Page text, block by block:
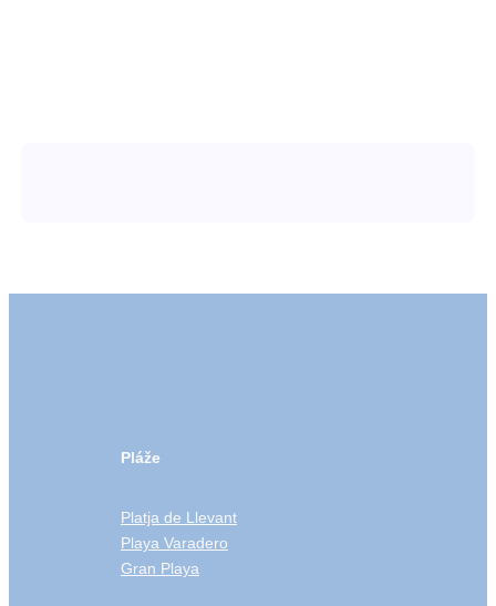
Pláže
Platja de Llevant
Playa Varadero
Gran Playa